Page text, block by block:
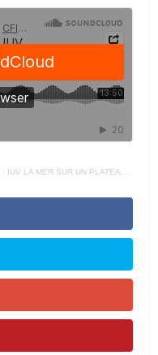
· IUV LA MER SUR UN PLATEAU 3 Court – 26 JUILLET 2023 –